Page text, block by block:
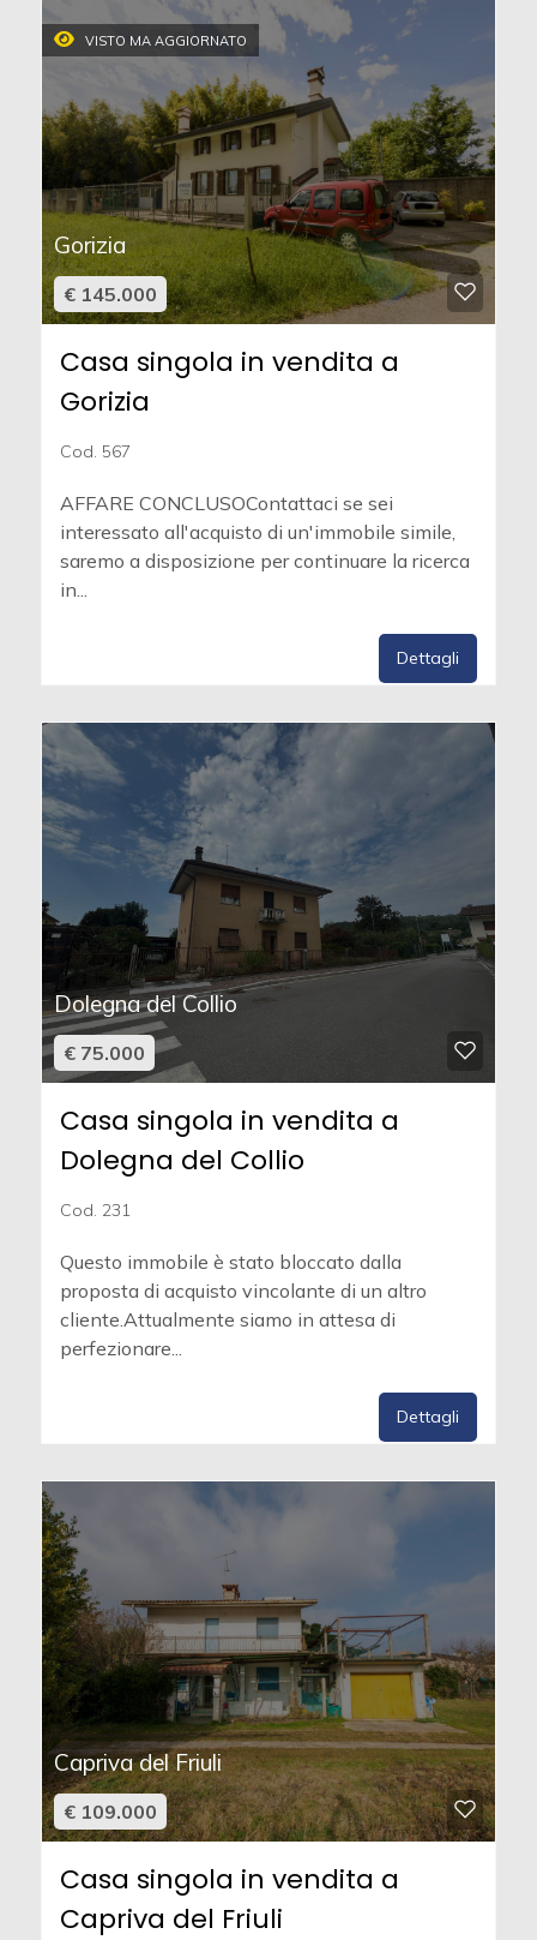
VISTO MA AGGIORNATO
Gorizia
€ 145.000
Casa singola in vendita a
Gorizia
Cod. 567
AFFARE CONCLUSOContattaci se sei
interessato all'acquisto di un'immobile simile,
saremo a disposizione per continuare la ricerca
in...
Dettagli
Dolegna del Collio
€ 75.000
Casa singola in vendita a
Dolegna del Collio
Cod. 231
Questo immobile è stato bloccato dalla
proposta di acquisto vincolante di un altro
cliente.Attualmente siamo in attesa di
perfezionare...
Dettagli
Capriva del Friuli
€ 109.000
Casa singola in vendita a
Capriva del Friuli